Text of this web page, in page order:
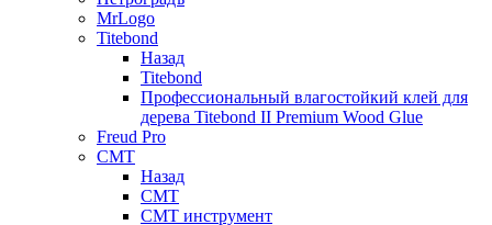
MrLogo
Titebond
Назад
Titebond
Профессиональный влагостойкий клей для
дерева Titebond II Premium Wood Glue
Freud Pro
CMT
Назад
CMT
CMT инструмент